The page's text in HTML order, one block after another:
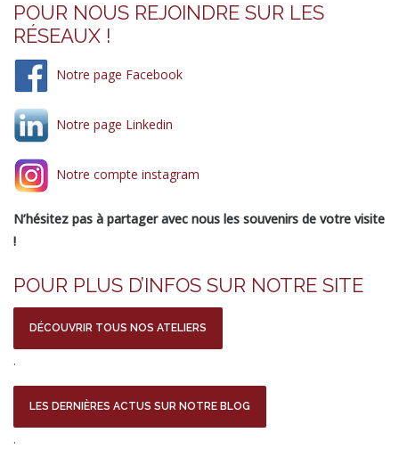
POUR NOUS REJOINDRE SUR LES
RÉSEAUX !
Notre page Facebook
Notre page Linkedin
Notre compte instagram
N’hésitez pas à partager avec nous les souvenirs de votre visite
!
POUR PLUS D’INFOS SUR NOTRE SITE
DÉCOUVRIR TOUS NOS ATELIERS
.
LES DERNIÈRES ACTUS SUR NOTRE BLOG
.